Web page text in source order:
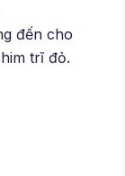
đến cho
trĩ đỏ.